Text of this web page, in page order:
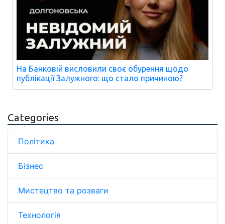
На Банковій висловили своє обурення щодо
публікації Залужного: що стало причиною?
Categories
Політика
Бізнес
Мистецтво та розваги
Технологія